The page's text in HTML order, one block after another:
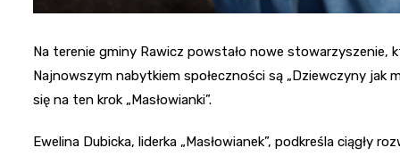
Na terenie gminy Rawicz powstało nowe stowarzyszenie,
Najnowszym nabytkiem społeczności są „Dziewczyny jak
się na ten krok „Masłowianki”.
Ewelina Dubicka, liderka „Masłowianek”, podkreśla ciągły